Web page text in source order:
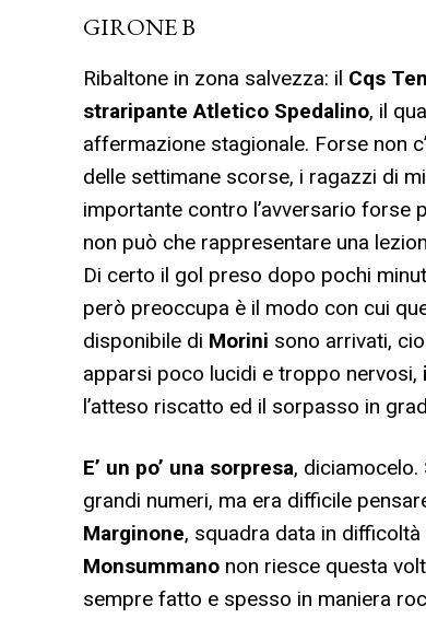
GIRONE B
Ribaltone in zona salvezza: il Cqs
straripante Atletico Spedalino, il
affermazione stagionale. Forse non
delle settimane scorse, i ragazzi di
importante contro l’avversario forse
non può che rappresentare una
Di certo il gol preso dopo pochi
però preoccupa è il modo con cui
disponibile di Morini sono arrivati,
apparsi poco lucidi e troppo nervosi,
l’atteso riscatto ed il sorpasso in
E’ un po’ una sorpresa,
grandi numeri, ma era difficile
Marginone, squadra data in
Monsummano non riesce questa
sempre fatto e spesso in maniera